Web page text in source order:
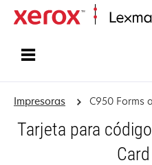
Impresoras C950 Forms
Tarjeta para